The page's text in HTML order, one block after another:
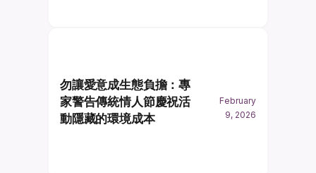
勿讓愛意成生態負擔：專
家警告傳統情人節慶祝活
動隱藏的環境成本
February
9, 2026